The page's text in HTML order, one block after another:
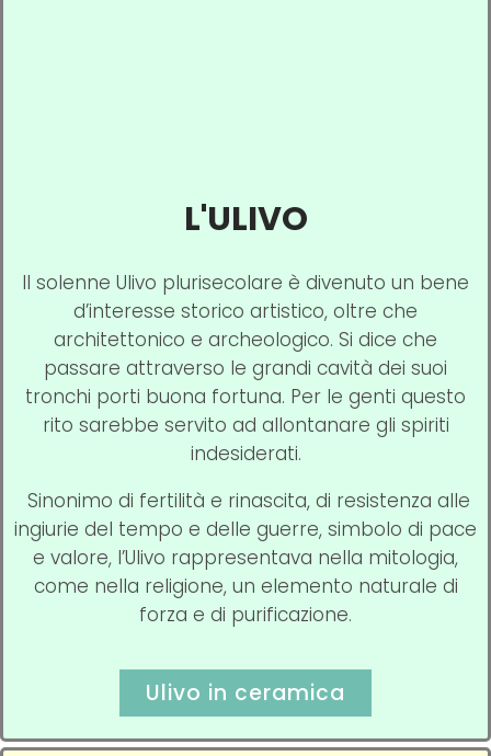
L'ULIVO
Il solenne Ulivo plurisecolare è divenuto un bene
d’interesse storico artistico, oltre che
architettonico e archeologico. Si dice che
passare attraverso le grandi cavità dei suoi
tronchi porti buona fortuna. Per le genti questo
rito sarebbe servito ad allontanare gli spiriti
indesiderati.
Sinonimo di fertilità e rinascita, di resistenza alle
ingiurie del tempo e delle guerre, simbolo di pace
e valore, l’Ulivo rappresentava nella mitologia,
come nella religione, un elemento naturale di
forza e di purificazione.
Ulivo in ceramica